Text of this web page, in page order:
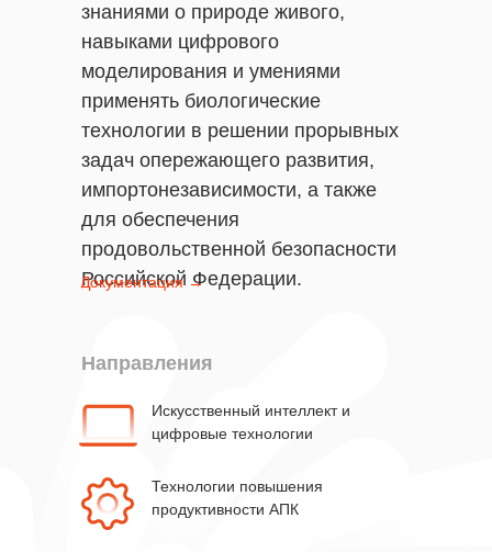
знаниями о природе живого,
навыками цифрового
моделирования и умениями
применять биологические
технологии в решении прорывных
задач опережающего развития,
импортонезависимости, а также
для обеспечения
продовольственной безопасности
Российской Федерации.
Направления
Искусственный интеллект и
цифровые технологии
Технологии повышения
продуктивности АПК
Документация →